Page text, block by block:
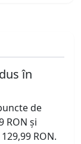
în
de
RON și
RON.